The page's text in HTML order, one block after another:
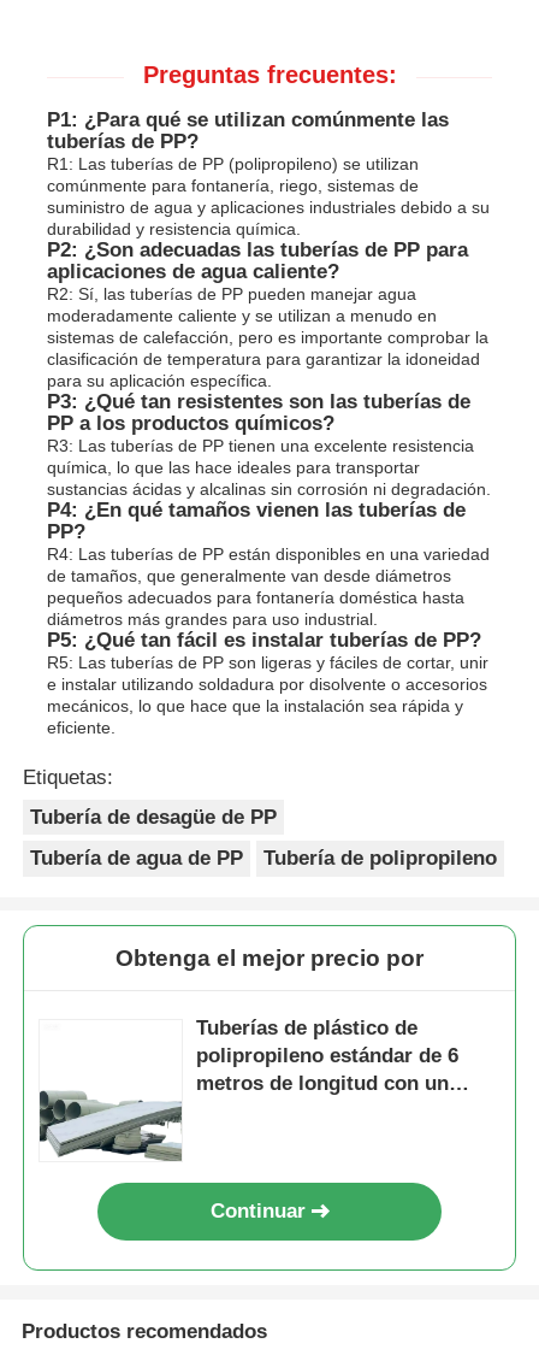
Preguntas frecuentes:
P1: ¿Para qué se utilizan comúnmente las
tuberías de PP?
R1: Las tuberías de PP (polipropileno) se utilizan
comúnmente para fontanería, riego, sistemas de
suministro de agua y aplicaciones industriales debido a su
durabilidad y resistencia química.
P2: ¿Son adecuadas las tuberías de PP para
aplicaciones de agua caliente?
R2: Sí, las tuberías de PP pueden manejar agua
moderadamente caliente y se utilizan a menudo en
sistemas de calefacción, pero es importante comprobar la
clasificación de temperatura para garantizar la idoneidad
para su aplicación específica.
P3: ¿Qué tan resistentes son las tuberías de
PP a los productos químicos?
R3: Las tuberías de PP tienen una excelente resistencia
química, lo que las hace ideales para transportar
sustancias ácidas y alcalinas sin corrosión ni degradación.
P4: ¿En qué tamaños vienen las tuberías de
PP?
R4: Las tuberías de PP están disponibles en una variedad
de tamaños, que generalmente van desde diámetros
pequeños adecuados para fontanería doméstica hasta
diámetros más grandes para uso industrial.
P5: ¿Qué tan fácil es instalar tuberías de PP?
R5: Las tuberías de PP son ligeras y fáciles de cortar, unir
e instalar utilizando soldadura por disolvente o accesorios
mecánicos, lo que hace que la instalación sea rápida y
eficiente.
Etiquetas:
Tubería de desagüe de PP
Tubería de agua de PP
Tubería de polipropileno
Obtenga el mejor precio por
Tuberías de plástico de
polipropileno estándar de 6
metros de longitud con un
Continuar
Productos recomendados